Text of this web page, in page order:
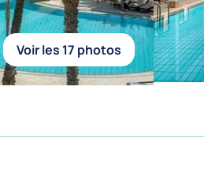
Voir les 17 photos